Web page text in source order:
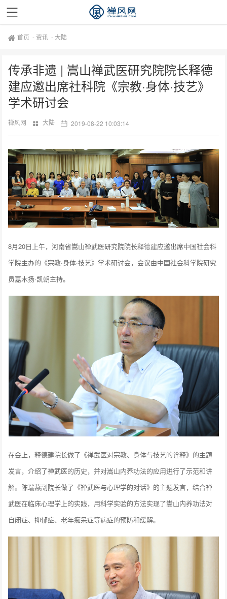
首页 - 资讯 -大陆
传承非遗 | 嵩山禅武医研究院院长释德
建应邀出席社科院《宗教·身体·技艺》
学术研讨会
禅风网 大陆 2019-08-22 10:03:14
8月20日上午，河南省嵩山禅武医研究院院长释德建应邀出席中国社会科
学院主办的《宗教·身体·技艺》学术研讨会，会议由中国社会科学院研究
员嘉木扬·凯朝主持。
在会上，释德建院长做了《禅武医对宗教、身体与技艺的诠释》的主题
发言，介绍了禅武医的历史，并对嵩山内养功法的应用进行了示范和讲
解。陈瑞燕副院长做了《禅武医与心理学的对话》的主题发言，结合禅
武医在临床心理学上的实践，用科学实验的方法实现了嵩山内养功法对
自闭症、抑郁症、老年痴呆症等病症的预防和缓解。